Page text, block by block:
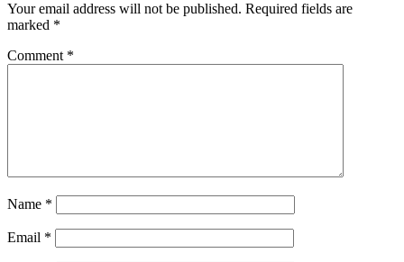
Your email address will not be published. Required fields are
marked *
Comment *
Name *
Email *